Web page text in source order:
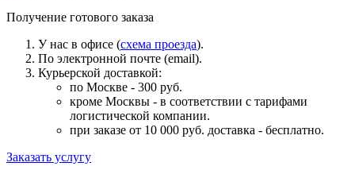
Получение готового заказа
У нас в офисе (схема проезда).
По электронной почте (email).
Курьерской доставкой:
по Москве - 300 руб.
кроме Москвы - в соответствии с тарифами
логистической компании.
при заказе от 10 000 руб. доставка - бесплатно.
Заказать услугу